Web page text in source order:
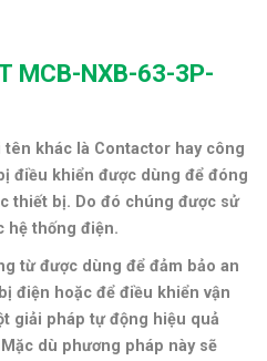
MCB-NXB-63-3P-
tên khác là Contactor hay công
điều khiển được dùng để đóng
thiết bị. Do đó chúng được sử
hệ thống điện.
từ được dùng để đảm bảo an
điện hoặc để điều khiển vận
giải pháp tự động hiệu quả
dù phương pháp này sẽ